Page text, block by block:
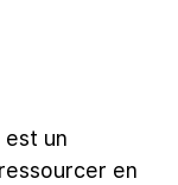
est un
en